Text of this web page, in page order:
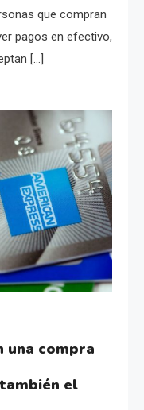
que compran
pagos en efectivo,
[…]
una compra
el